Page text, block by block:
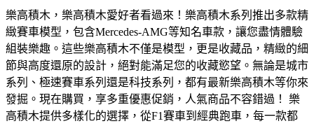
樂高積木，樂高積木愛好者看過來！樂高積木系列推出多款精
緻賽車模型，包含Mercedes-AMG等知名車款，讓您盡情體驗
組裝樂趣。這些樂高積木不僅是模型，更是收藏品，精緻的細
節與高度還原的設計，絕對能滿足您的收藏慾望。無論是城市
系列、極速賽車系列還是科技系列，都有最新樂高積木等你來
發掘。現在購買，享多重優惠促銷，人氣商品不容錯過！ 樂
高積木提供多樣化的選擇，從F1賽車到經典跑車，每一款都